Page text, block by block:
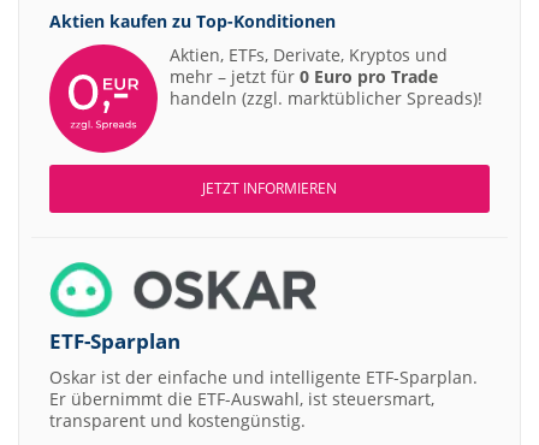
Aktien kaufen zu Top-Konditionen
Aktien, ETFs, Derivate, Kryptos und
mehr – jetzt für 0 Euro pro Trade
handeln (zzgl. marktüblicher Spreads)!
JETZT INFORMIEREN
ETF-Sparplan
Oskar ist der einfache und intelligente ETF-Sparplan.
Er übernimmt die ETF-Auswahl, ist steuersmart,
transparent und kostengünstig.